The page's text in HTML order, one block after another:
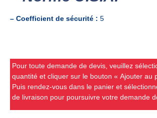
– Coefficient de sécurité : 5
Pour toute demande de devis, veuillez
quantité et cliquer sur le bouton « Ajouter au
Puis rendez-vous dans le panier et
de livraison pour poursuivre votre demande